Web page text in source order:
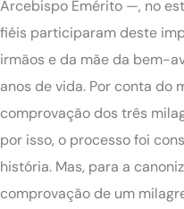
Arcebispo Emérito —, no
fiéis participaram deste
irmãos e da mãe da bem-
anos de vida. Por conta do
comprovação dos três
por isso, o processo foi
história. Mas, para a
comprovação de um